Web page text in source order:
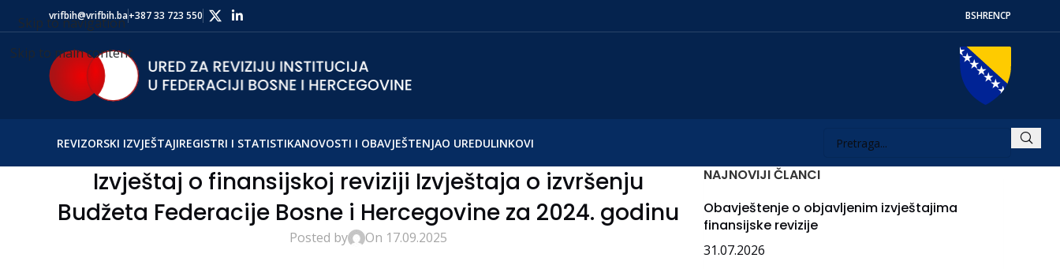
Skip to navigation
Skip to main content
vrifbih@vrifbih.ba+387 33 723 550 BSHRENСР
REVIZORSKI IZVJEŠTAJIREGISTRI I STATISTIKANOVOSTI I OBAVJEŠTENJAO UREDULINKOVI
Izvještaj o finansijskoj reviziji Izvještaja o izvršenju
Budžeta Federacije Bosne i Hercegovine za 2024. godinu
Posted by On 17.09.2025
NAJNOVIJI ČLANCI
Obavještenje o objavljenim izvještajima
finansijske revizije
31.07.2026